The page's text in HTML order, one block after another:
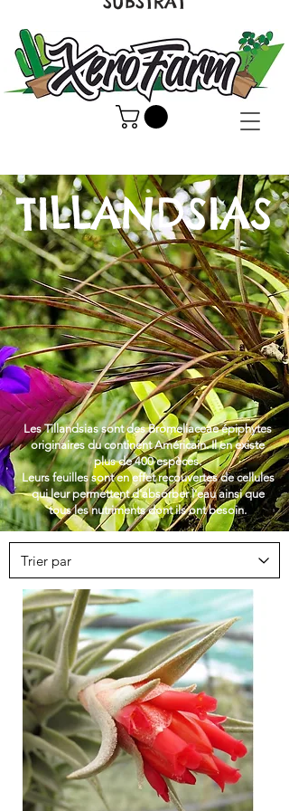
TILLANDSIAS
Les Tillandsias sont des Bromeliaceae épiphytes
originaires du continent Américain. Il en existe
plus de 400 espèces.
Leurs feuilles sont en effet recouvertes de cellules
qui leur permettent d'absorber l'eau ainsi que
tous les nutriments dont ils ont besoin.